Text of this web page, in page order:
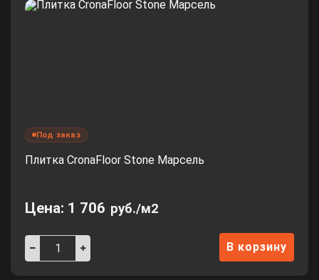
Под заказ
Плитка CronaFloor Stone Марсель
Цена: 1 706 руб./м2
В корзину